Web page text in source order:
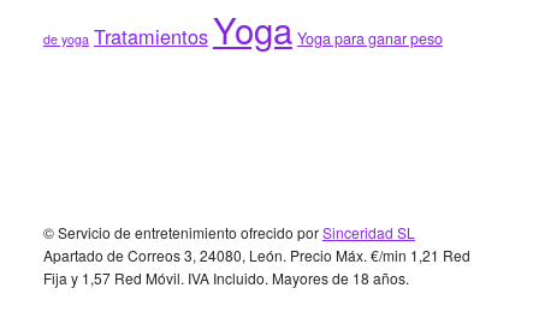
de yoga TratamientosYoga Yoga para ganar peso
Footer
© Servicio de entretenimiento ofrecido porSinceridad SL
Apartado de Correos 3, 24080, León. Precio Máx. €/min 1,21 Red
Fija y 1,57 Red Móvil. IVA Incluido. Mayores de 18 años.